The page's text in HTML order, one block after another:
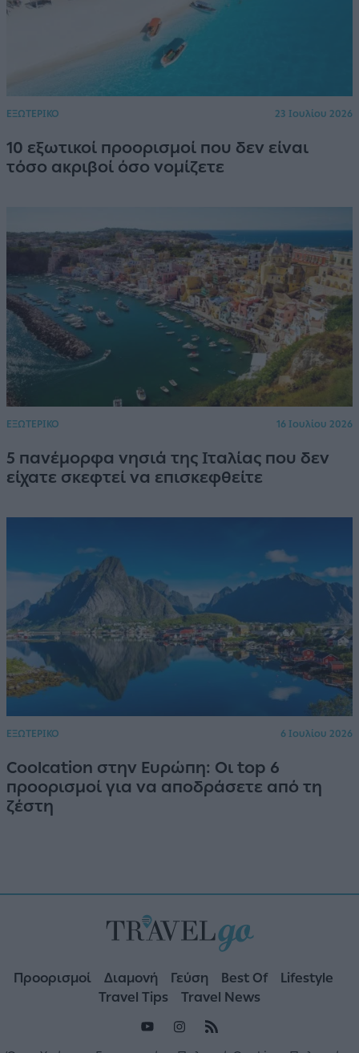
ΕΞΩΤΕΡΙΚΟ 23 Ιουλίου 2026
10 εξωτικοί προορισμοί που δεν είναι
τόσο ακριβοί όσο νομίζετε
ΕΞΩΤΕΡΙΚΟ 16 Ιουλίου 2026
5 πανέμορφα νησιά της Ιταλίας που δεν
είχατε σκεφτεί να επισκεφθείτε
ΕΞΩΤΕΡΙΚΟ 6 Ιουλίου 2026
Coolcation στην Ευρώπη: Οι top 6
προορισμοί για να αποδράσετε από τη
ζέστη
Προορισμοί Διαμονή Γεύση Best Of
Lifestyle
Travel Tips
Travel News